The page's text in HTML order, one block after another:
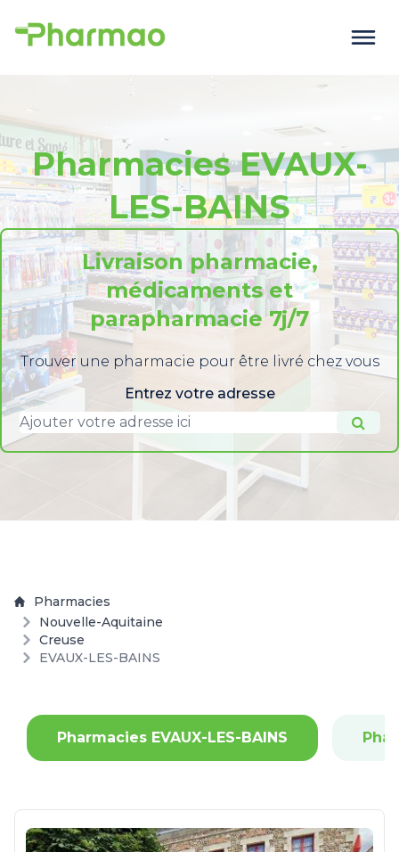
Pharmacies EVAUX-
LES-BAINS
Livraison pharmacie,
médicaments et
parapharmacie 7j/7
Trouver une pharmacie pour être livré chez vous
Entrez votre adresse
Pharmacies
Nouvelle-Aquitaine
Creuse
EVAUX-LES-BAINS
Pharmacies EVAUX-LES-BAINS